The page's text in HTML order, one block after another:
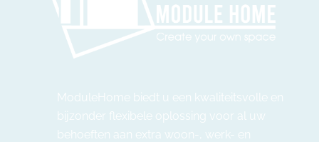
ModuleHome biedt u een kwaliteitsvolle en
bijzonder flexibele oplossing voor al uw
behoeften aan extra woon-, werk- en